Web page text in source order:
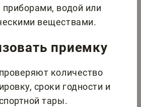
водой или
веществами.
приемку
количество
сроки годности и
тары.